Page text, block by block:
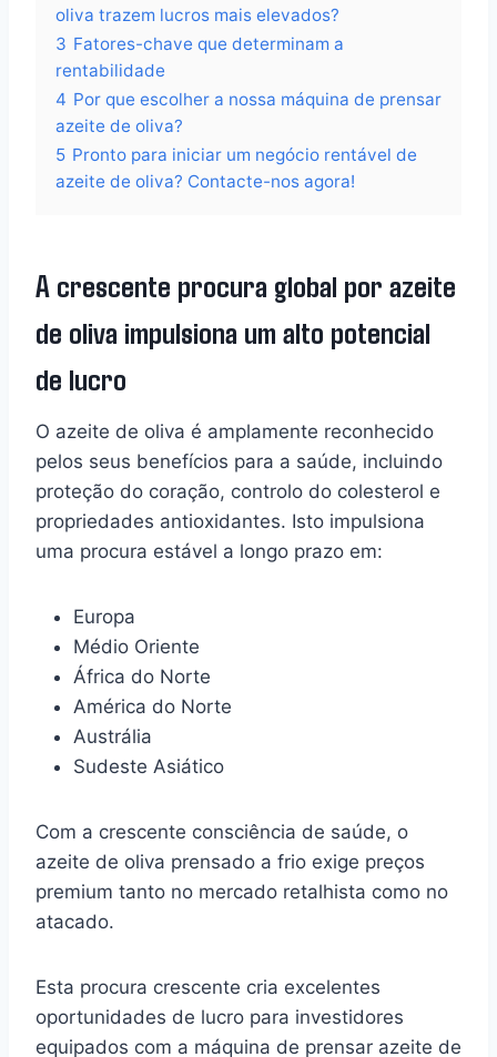
oliva trazem lucros mais elevados?
3 Fatores-chave que determinam a
rentabilidade
4 Por que escolher a nossa máquina de prensar
azeite de oliva?
5 Pronto para iniciar um negócio rentável de
azeite de oliva? Contacte-nos agora!
A crescente procura global por azeite
de oliva impulsiona um alto potencial
de lucro
O azeite de oliva é amplamente reconhecido
pelos seus benefícios para a saúde, incluindo
proteção do coração, controlo do colesterol e
propriedades antioxidantes. Isto impulsiona
uma procura estável a longo prazo em:
Europa
Médio Oriente
África do Norte
América do Norte
Austrália
Sudeste Asiático
Com a crescente consciência de saúde, o
azeite de oliva prensado a frio exige preços
premium tanto no mercado retalhista como no
atacado.
Esta procura crescente cria excelentes
oportunidades de lucro para investidores
equipados com a máquina de prensar azeite de